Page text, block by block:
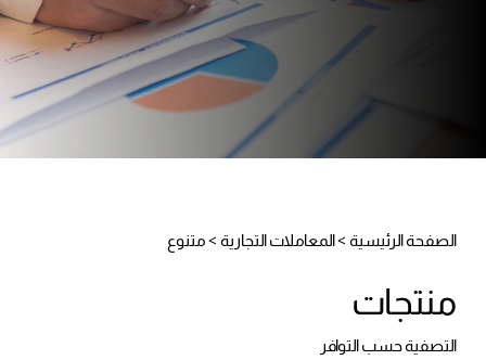
الصفحة الرئيسية>المعاملات التجارية>متنوع
منتجات
التصفية حسب التوافر